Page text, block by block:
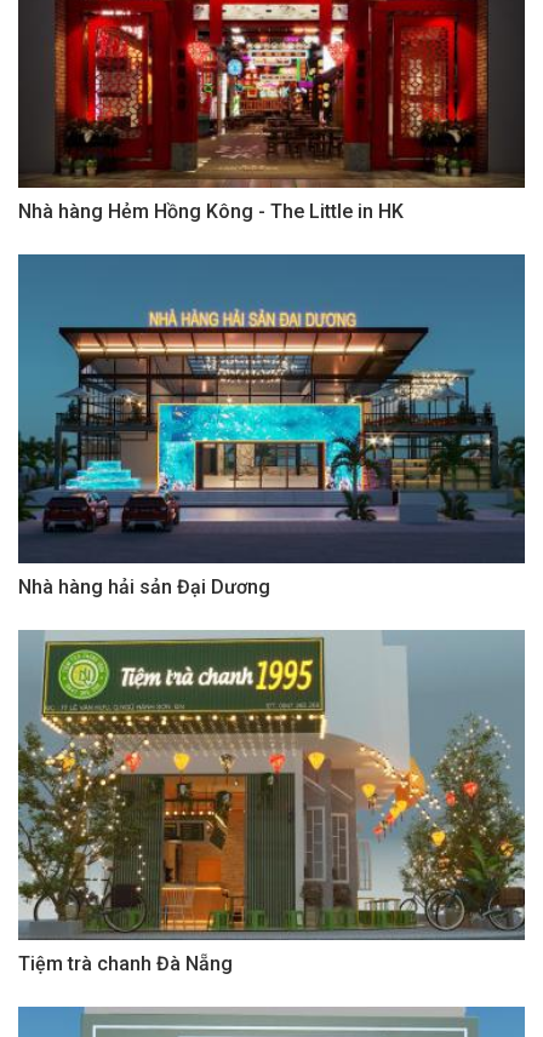
Nhà hàng Hẻm Hồng Kông - The Little in HK
Nhà hàng hải sản Đại Dương
Tiệm trà chanh Đà Nẵng